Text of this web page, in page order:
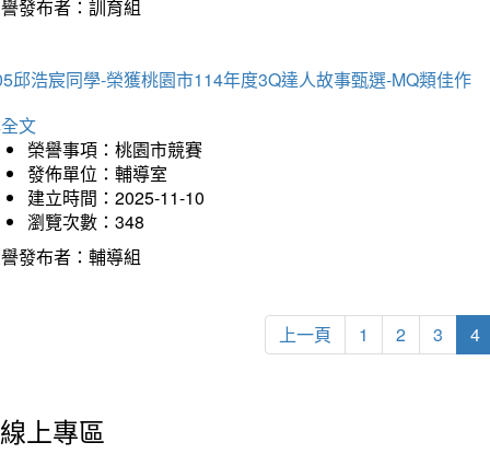
發布者：訓育組
邱浩宸同學-榮獲桃園市114年度3Q達人故事甄選-MQ類佳作
文
榮譽事項：桃園市競賽
發佈單位：輔導室
建立時間：2025-11-10
瀏覽次數：348
發布者：輔導組
上一頁 1 2 3 4
線上專區